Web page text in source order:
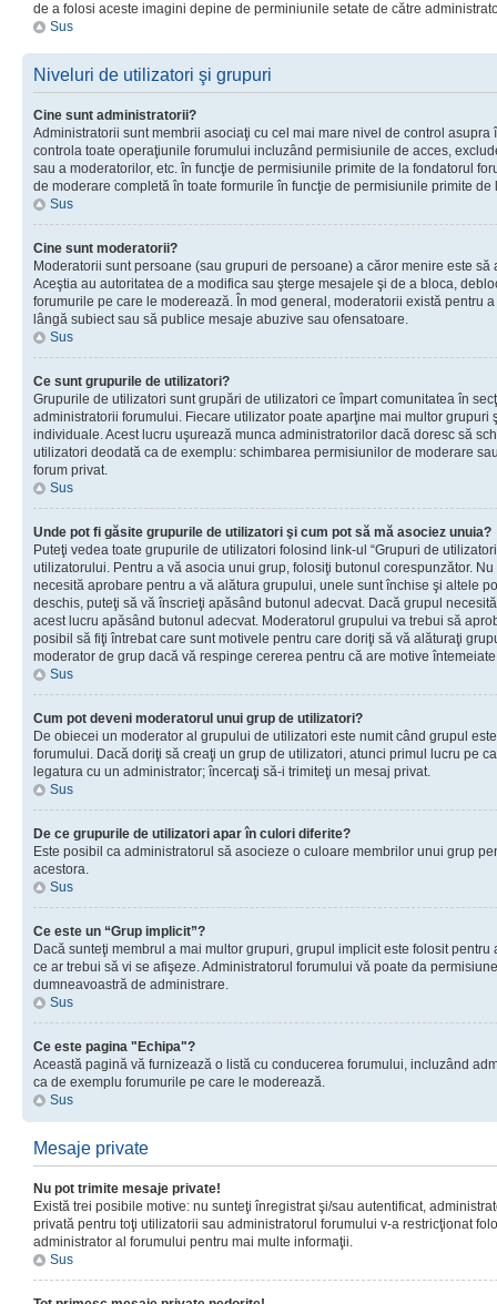
de a folosi aceste imagini depine de perminiunile setate de către
Sus
Niveluri de utilizatori şi grupuri
Cine sunt administratorii?
Administratorii sunt membrii asociaţi cu cel mai mare nivel de control asupra
controla toate operaţiunile forumului incluzând permisiunile de acces,
sau a moderatorilor, etc. în funcţie de permisiunile primite de la fondatorul
de moderare completă în toate formurile în funcţie de permisiunile primite de
Sus
Cine sunt moderatorii?
Moderatorii sunt persoane (sau grupuri de persoane) a căror menire este
Aceştia au autoritatea de a modifica sau şterge mesajele şi de a bloca,
forumurile pe care le moderează. În mod general, moderatorii există pentru
lângă subiect sau să publice mesaje abuzive sau ofensatoare.
Sus
Ce sunt grupurile de utilizatori?
Grupurile de utilizatori sunt grupări de utilizatori ce împart comunitatea în
administratorii forumului. Fiecare utilizator poate aparţine mai multor grupuri
individuale. Acest lucru uşurează munca administratorilor dacă doresc să
utilizatori deodată ca de exemplu: schimbarea permisiunilor de moderare
forum privat.
Sus
Unde pot fi găsite grupurile de utilizatori şi cum pot să mă asociez unuia?
Puteţi vedea toate grupurile de utilizatori folosind link-ul “Grupuri de
utilizatorului. Pentru a vă asocia unui grup, folosiţi butonul corespunzător.
necesită aprobare pentru a vă alătura grupului, unele sunt închise şi altele
deschis, puteţi să vă înscrieţi apăsând butonul adecvat. Dacă grupul
acest lucru apăsând butonul adecvat. Moderatorul grupului va trebui să
posibil să fiţi întrebat care sunt motivele pentru care doriţi să vă alăturaţi
moderator de grup dacă vă respinge cererea pentru că are motive
Sus
Cum pot deveni moderatorul unui grup de utilizatori?
De obiecei un moderator al grupului de utilizatori este numit când grupul
forumului. Dacă doriţi să creaţi un grup de utilizatori, atunci primul lucru pe
legatura cu un administrator; încercaţi să-i trimiteţi un mesaj privat.
Sus
De ce grupurile de utilizatori apar în culori diferite?
Este posibil ca administratorul să asocieze o culoare membrilor unui grup
acestora.
Sus
Ce este un “Grup implicit”?
Dacă sunteţi membrul a mai multor grupuri, grupul implicit este folosit
ce ar trebui să vi se afişeze. Administratorul forumului vă poate da
dumneavoastră de administrare.
Sus
Ce este pagina "Echipa"?
Această pagină vă furnizează o listă cu conducerea forumului, incluzând
ca de exemplu forumurile pe care le moderează.
Sus
Mesaje private
Nu pot trimite mesaje private!
Există trei posibile motive: nu sunteţi înregistrat şi/sau autentificat,
privată pentru toţi utilizatorii sau administratorul forumului v-a restricţionat
administrator al forumului pentru mai multe informaţii.
Sus